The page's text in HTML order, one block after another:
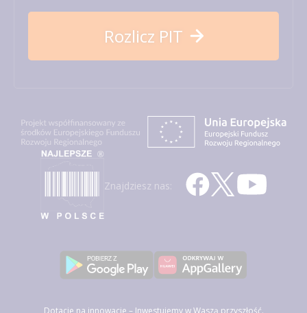
Rozlicz PIT
Znajdziesz nas:
Dotacje na innowacje – Inwestujemy w Waszą przyszłość.